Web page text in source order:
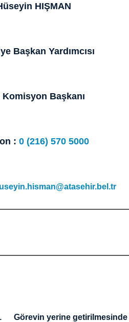
HIŞMAN
Başkan Yardımcısı
Komisyon Başkanı
: 0 (216) 570 5000
Görevin yerine getirilmesinde